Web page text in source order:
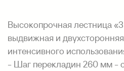
Высокопрочная лестница «3
выдвижная и
интенсивного
- Шаг перекладин 260 мм -